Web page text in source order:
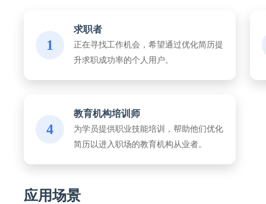
1
求职者
正在寻找工作机会，希望通过优化简历提
升求职成功率的个人用户。
4
教育机构培训师
为学员提供职业技能培训，帮助他们优化
简历以进入职场的教育机构从业者。
应用场景